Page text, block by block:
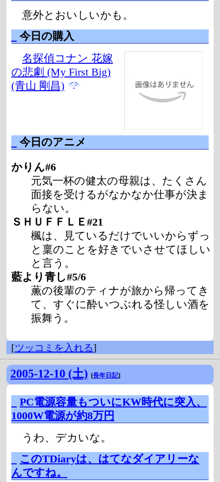
意外とおいしいかも。
今日の購入
名探偵コナン 花嫁
の悲劇 (My First Big)
(青山 剛昌)
今日のアニメ
かりん#6
元気一杯の健太の母親は、たくさん
面接を受けるがなかなか仕事が決ま
らない。
ＳＨＵＦＦＬＥ#21
楓は、見ているだけでいいからずっ
と稟のことを好きでいさせてほしい
と言う。
藍より青し#5/6
薫の後輩のティナが旅から帰ってき
て、すぐに酔いつぶれる怪しい酒を
振舞う。
[ツッコミを入れる]
2005-12-10 (土) [長年日記]
PC電源容量もついにKW時代に突入、
1000W電源が約8万円
うわ、デカいな。
このTDiaryは、はてなダイアリーな
んですね。